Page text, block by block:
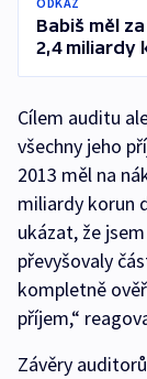
Babiš měl
2,4 miliardy
Cílem auditu
všechny jeho
2013 měl na
miliardy korun
ukázat, že
převyšovaly
kompletně
příjem,“
Závěry